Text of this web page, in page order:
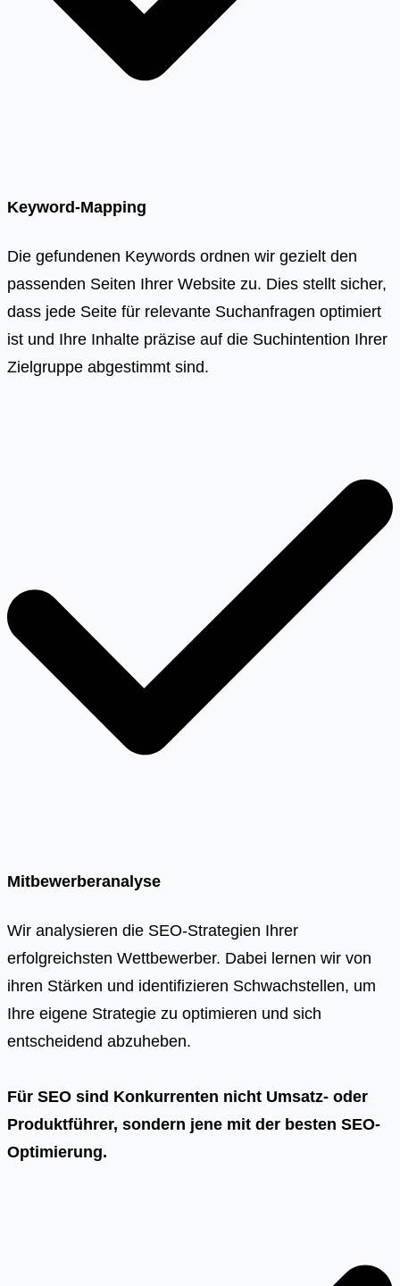
Keyword-Mapping
Die gefundenen Keywords ordnen wir gezielt den
passenden Seiten Ihrer Website zu. Dies stellt sicher,
dass jede Seite für relevante Suchanfragen optimiert
ist und Ihre Inhalte präzise auf die Suchintention Ihrer
Zielgruppe abgestimmt sind.
Mitbewerberanalyse
Wir analysieren die SEO-Strategien Ihrer
erfolgreichsten Wettbewerber. Dabei lernen wir von
ihren Stärken und identifizieren Schwachstellen, um
Ihre eigene Strategie zu optimieren und sich
entscheidend abzuheben.
Für SEO sind Konkurrenten nicht Umsatz- oder
Produktführer, sondern jene mit der besten SEO-
Optimierung.